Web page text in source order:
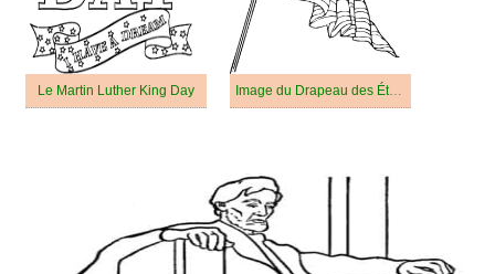
Le Martin Luther King Day Image du Drapeau des États-Unis